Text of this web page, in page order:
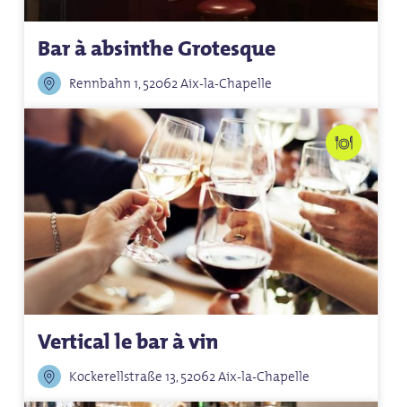
Bar à absinthe Grotesque
Rennbahn 1, 52062 Aix-la-Chapelle
Vertical le bar à vin
Kockerellstraße 13, 52062 Aix-la-Chapelle